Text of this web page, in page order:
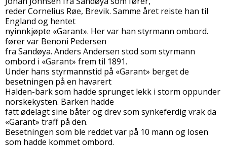
reder Cornelius Røe, Brevik. Samme året reiste han til
England og hentet
nyinnkjøpte «Garant». Her var han styrmann ombord.
fører var Benoni Pedersen
fra Sandøya. Anders Andersen stod som styrmann
ombord i «Garant» frem til 1891.
Under hans styrmannstid på «Garant» berget de
besetningen på en havarert
Halden-bark som hadde sprunget lekk i storm oppunder
norskekysten. Barken hadde
fatt ødelagt sine båter og drev som synkeferdig vrak da
«Garant» traff på den.
Besetningen som ble reddet var på 10 mann og losen
som hadde kommet ombord.